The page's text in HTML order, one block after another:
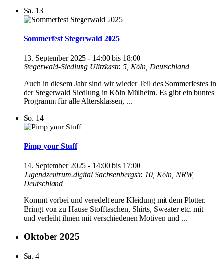
Sa. 13
Sommerfest Stegerwald 2025
13. September 2025 - 14:00 bis 18:00
Stegerwald-Siedlung Ulitzkastr. 5, Köln, Deutschland
Auch in diesem Jahr sind wir wieder Teil des Sommerfestes in
der Stegerwald Siedlung in Köln Mülheim. Es gibt ein buntes
Programm für alle Altersklassen, ...
So. 14
Pimp your Stuff
14. September 2025 - 14:00 bis 17:00
Jugendzentrum.digital Sachsenbergstr. 10, Köln, NRW,
Deutschland
Kommt vorbei und veredelt eure Kleidung mit dem Plotter.
Bringt von zu Hause Stofftaschen, Shirts, Sweater etc. mit
und verleiht ihnen mit verschiedenen Motiven und ...
Oktober 2025
Sa. 4